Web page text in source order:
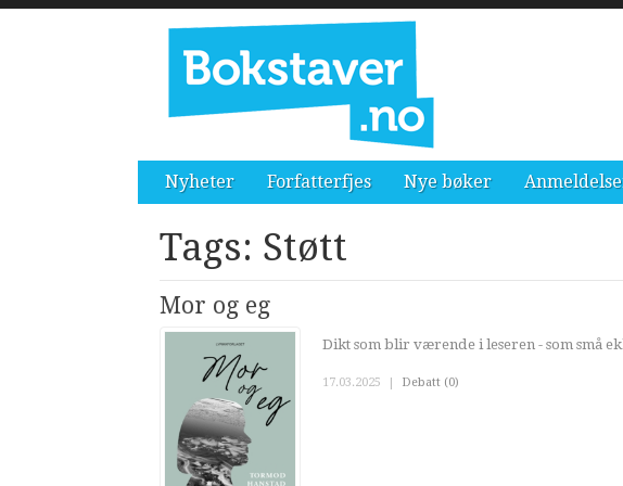
Nyheter Forfatterfjes Nye bøker
Tags: Støtt
Mor og eg
Dikt som blir værende i leseren - som små
17.03.2025 | Debatt (0)